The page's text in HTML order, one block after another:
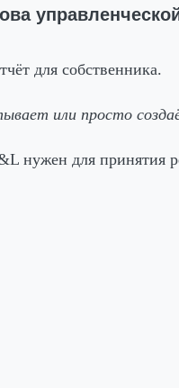
для собственника.
или просто
нужен для принятия